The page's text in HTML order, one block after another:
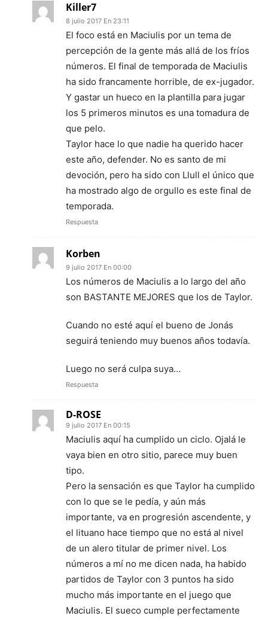
Killer7
8 julio 2017 En 23:11
El foco está en Maciulis por un tema de
percepción de la gente más allá de los fríos
números. El final de temporada de Maciulis
ha sido francamente horrible, de ex-jugador.
Y gastar un hueco en la plantilla para jugar
los 5 primeros minutos es una tomadura de
que pelo.
Taylor hace lo que nadie ha querido hacer
este año, defender. No es santo de mi
devoción, pero ha sido con Llull el único que
ha mostrado algo de orgullo es este final de
temporada.
Respuesta
Korben
9 julio 2017 En 00:00
Los números de Maciulis a lo largo del año
son BASTANTE MEJORES que los de Taylor.
Cuando no esté aquí el bueno de Jonás
seguirá teniendo muy buenos años todavía.
Luego no será culpa suya…
Respuesta
D-ROSE
9 julio 2017 En 00:15
Maciulis aquí ha cumplido un ciclo. Ojalá le
vaya bien en otro sitio, parece muy buen
tipo.
Pero la sensación es que Taylor ha cumplido
con lo que se le pedía, y aún más
importante, va en progresión ascendente, y
el lituano hace tiempo que no está al nivel
de un alero titular de primer nivel. Los
números a mí no me dicen nada, ha habido
partidos de Taylor con 3 puntos ha sido
mucho más importante en el juego que
Maciulis. El sueco cumple perfectamente